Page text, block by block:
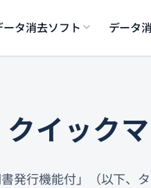
ータ消去ソフト データ
イック
発行機能付」（以下